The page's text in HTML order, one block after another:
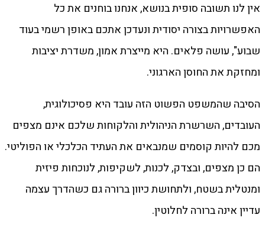
אין לנו תשובה סופית בנושא, אנחנו בוחנים את כל
האפשרויות בצורה יסודית ונעדכן אתכם באופן רשמי בעוד
שבוע", עושה פלאים. היא מייצרת אמון, משדרת יציבות
ומחזקת את החוסן הארגוני.
הסיבה שהמשפט הפשוט הזה עובד היא פסיכולוגית,
העובדים, השרשרת הניהולית והלקוחות שלכם אינם מצפים
מכם להיות קוסמים שמנבאים את העתיד הכלכלי או הפוליטי.
הם כן מצפים, ובצדק, לכנות, לשקיפות, לנוכחות פיזית
ומנטלית בשטח, ולתחושת כיוון ברורה גם כשהדרך עצמה
עדיין אינה ברורה לחלוטין.